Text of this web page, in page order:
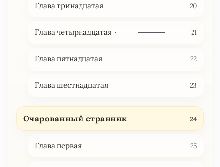
Глава тринадцатая 20
Глава четырнадцатая 21
Глава пятнадцатая 22
Глава шестнадцатая 23
Очарованный странник 24
Глава первая 25